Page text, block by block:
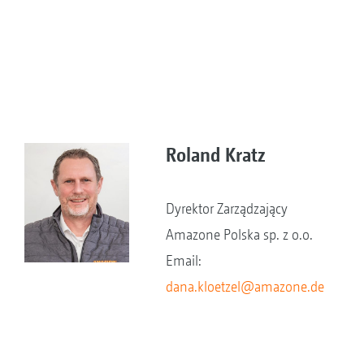
Roland Kratz
Dyrektor Zarządzający
Amazone Polska sp. z o.o.
Email:
dana.kloetzel@amazone.de